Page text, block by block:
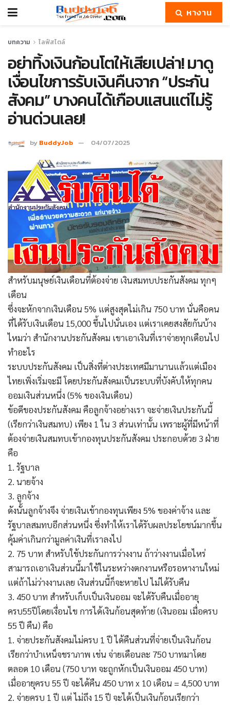
หางาน
บทความ ไลฟ์สไตล์
อย่าทิ้งเงินก้อนโตให้เสียเปล่า! มาดู
เงื่อนไขการรับเงินคืนจาก “ประกัน
สังคม” บางคนได้เกือบแสนแต่ไม่รู้
อ่านด่วนเลย!
by BuddyJob 04/07/2025
สำหรับมนุษย์เงินเดือนที่ต้องจ่าย เงินสมทบประกันสังคม ทุกๆ
เดือน
ซึ่งจะหักจากเงินเดือน 5% แต่สูงสุดไม่เกิน 750 บาท นั่นคือคน
ที่ได้รับเงินเดือน 15,000 ขึ้นไปนั่นเอง แต่เราเคยสงสัยกันบ้าง
ไหมว่า สำนักงานประกันสังคม เขาเอาเงินที่เราจ่ายทุกเดือนไป
ทำอะไร
ระบบประกันสังคม เป็นสิ่งที่ต่างประเทศมีมานานแล้วแต่เมือง
ไทยเพิ่งเริ่มจะมี โดยประกันสังคมเป็นระบบที่บังคับให้ทุกคน
ออมเงินส่วนหนึ่ง (5% ของเงินเดือน)
ข้อดีของประกันสังคม คือลูกจ้างอย่างเรา จะจ่ายเงินประกันนี้
(เรียกว่าเงินสมทบ) เพียง 1 ใน 3 ส่วนเท่านั้น เพราะผู้ที่มีหน้าที่
ต้องจ่ายเงินสมทบเข้ากองทุนประกันสังคม ประกอบด้วย 3 ฝ่าย
คือ
1. รัฐบาล
2. นายจ้าง
3. ลูกจ้าง
ดังนั้นลูกจ้างจึง จ่ายเงินเข้ากองทุนเพียง 5% ของค่าจ้าง และ
รัฐบาลสมทบอีกส่วนหนึ่ง ซึ่งทำให้เราได้รับผลประโยชน์มากขึ้น
คุ้มค่าเกินกว่ามูลค่าเงินที่เราลงไป
2. 75 บาท สำหรับใช้ประกันการว่างงาน ถ้าว่างงานเมื่อไหร่
สามารถเอาเงินส่วนนี้มาใช้ในระหว่างตกงานหรือรอหางานใหม่
แต่ถ้าไม่ว่างงานเลย เงินส่วนนี้ก็จะหายไป ไม่ได้รับคืน
3. 450 บาท สำหรับเก็บเป็นเงินออม จะได้รับคืนเมื่ออายุ
ครบ55ปีโดยเงื่อนไข การได้เงินก้อนสุดท้าย (เงินออม เมื่อครบ
55 ปี คืน) คือ
1. จ่ายประกันสังคมไม่ครบ 1 ปี ได้คืนส่วนที่จ่ายเป็นเงินก้อน
เรียกว่าบำเหน็จชราภาพ เช่น จ่ายเดือนละ 750 บาทมาโดย
ตลอด 10 เดือน (750 บาท จะถูกหักเป็นเงินออม 450 บาท)
เมื่ออายุครบ 55 ปี จะได้คืน 450 บาท x 10 เดือน = 4,500 บาท
2. จ่ายครบ 1 ปี แต่ ไม่ถึง 15 ปี จะได้เป็นเงินก้อนเรียกว่า